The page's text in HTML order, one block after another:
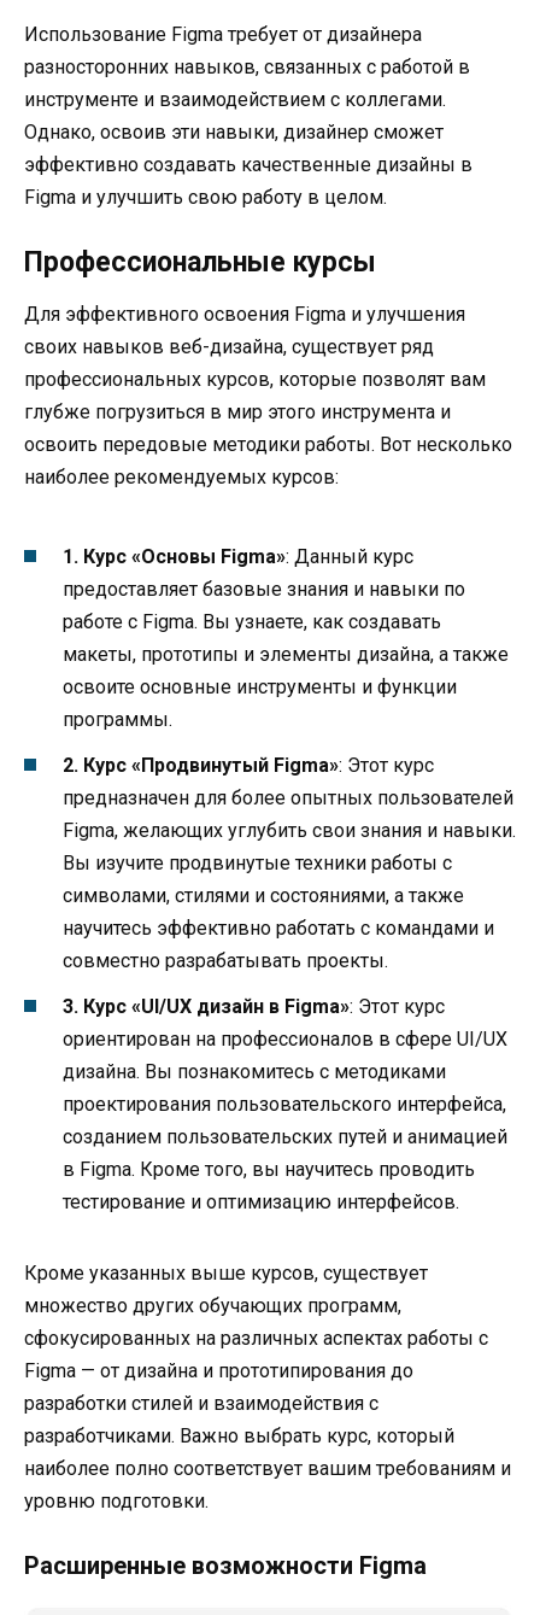
Использование Figma требует от дизайнера
разносторонних навыков, связанных с работой в
инструменте и взаимодействием с коллегами.
Однако, освоив эти навыки, дизайнер сможет
эффективно создавать качественные дизайны в
Figma и улучшить свою работу в целом.
Профессиональные курсы
Для эффективного освоения Figma и улучшения
своих навыков веб-дизайна, существует ряд
профессиональных курсов, которые позволят вам
глубже погрузиться в мир этого инструмента и
освоить передовые методики работы. Вот несколько
наиболее рекомендуемых курсов:
1. Курс «Основы Figma»: Данный курс
предоставляет базовые знания и навыки по
работе с Figma. Вы узнаете, как создавать
макеты, прототипы и элементы дизайна, а также
освоите основные инструменты и функции
программы.
2. Курс «Продвинутый Figma»: Этот курс
предназначен для более опытных пользователей
Figma, желающих углубить свои знания и навыки.
Вы изучите продвинутые техники работы с
символами, стилями и состояниями, а также
научитесь эффективно работать с командами и
совместно разрабатывать проекты.
3. Курс «UI/UX дизайн в Figma»: Этот курс
ориентирован на профессионалов в сфере UI/UX
дизайна. Вы познакомитесь с методиками
проектирования пользовательского интерфейса,
созданием пользовательских путей и анимацией
в Figma. Кроме того, вы научитесь проводить
тестирование и оптимизацию интерфейсов.
Кроме указанных выше курсов, существует
множество других обучающих программ,
сфокусированных на различных аспектах работы с
Figma — от дизайна и прототипирования до
разработки стилей и взаимодействия с
разработчиками. Важно выбрать курс, который
наиболее полно соответствует вашим требованиям и
уровню подготовки.
Расширенные возможности Figma